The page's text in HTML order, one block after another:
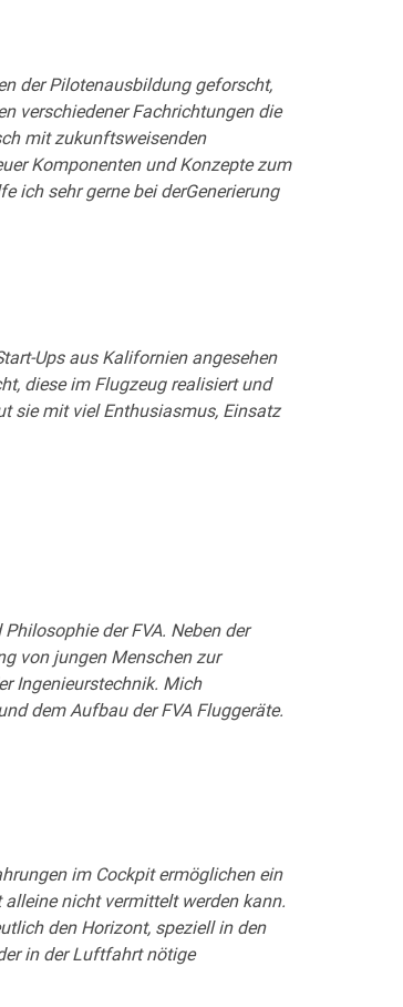
der Pilotenausbildung geforscht,
verschiedener Fachrichtungen die
mit zukunftsweisenden
Komponenten und Konzepte zum
ich sehr gerne bei derGenerierung
Ups aus Kalifornien angesehen
diese im Flugzeug realisiert und
sie mit viel Enthusiasmus, Einsatz
der FVA. Neben der
von jungen Menschen zur
Ingenieurstechnik. Mich
dem Aufbau der FVA Fluggeräte.
im Cockpit ermöglichen ein
nicht vermittelt werden kann.
den Horizont, speziell in den
in der Luftfahrt nötige